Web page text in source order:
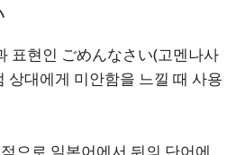
표현인 ごめんなさい(고멘나사
상대에게 미안함을 느낄 때 사용
으로 일본어에서 뒤의 단어에